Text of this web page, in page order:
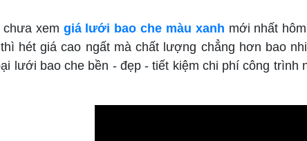
xem giá lưới bao che màu xanh mới nhất
hét giá cao ngất mà chất lượng chẳng hơn bao
lưới bao che bền - đẹp - tiết kiệm chi phí công